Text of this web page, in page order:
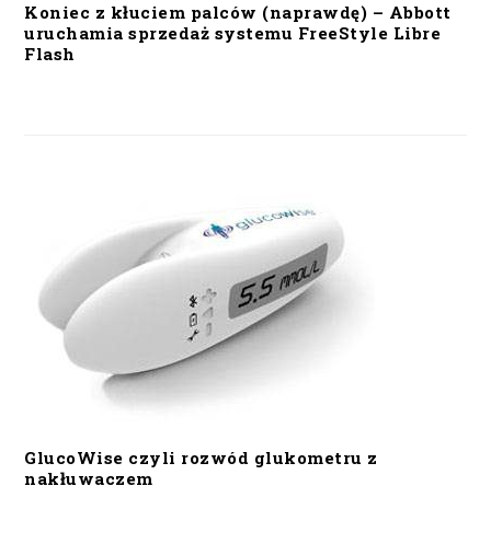
Koniec z kłuciem palców (naprawdę) – Abbott
uruchamia sprzedaż systemu FreeStyle Libre
Flash
GlucoWise czyli rozwód glukometru z
nakłuwaczem